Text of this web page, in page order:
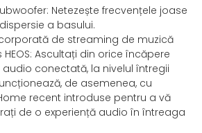
Netezește frecvențele joase
a basului.
de streaming de muzică
Ascultați din orice încăpere
conectată, la nivelul întregii
de asemenea, cu
recent introduse pentru a vă
de o experiență audio în întreaga